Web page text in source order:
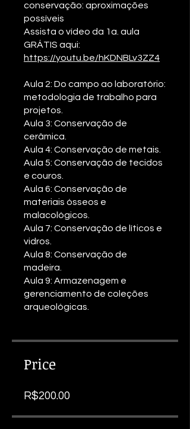
conservação: aproximações
possíveis
Assista o vídeo da 1a. aula
GRÁTIS aqui:
https://youtu.be/hKDNBLv3ZZ4
Aula 2: Do campo ao laboratório:
metodologia de trabalho para
projetos.
Aula 3: Conservação de
cerâmica.
Aula 4: Conservação de metais.
Aula 5: Conservação de tecidos
e couros.
Aula 6: Conservação de
materiais ósseos e
malacológicos.
Aula 7: Conservação de líticos e
vidros.
Aula 8: Conservação de
madeira.
Aula 9: Armazenagem e
gerenciamento de coleções
arqueológicas.
Price
R$200.00